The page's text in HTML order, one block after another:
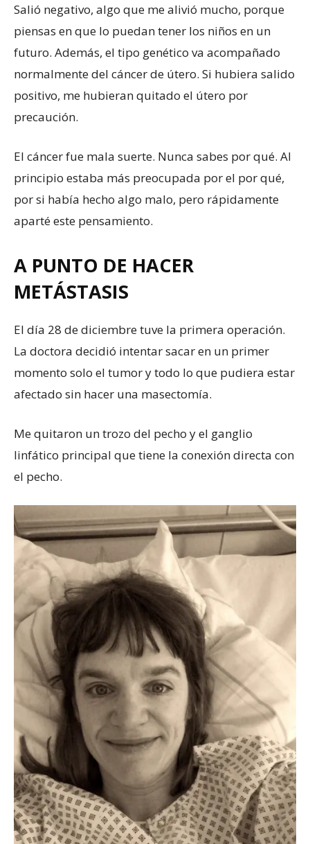
Salió negativo, algo que me alivió mucho, porque
piensas en que lo puedan tener los niños en un
futuro. Además, el tipo genético va acompañado
normalmente del cáncer de útero. Si hubiera salido
positivo, me hubieran quitado el útero por
precaución.
El cáncer fue mala suerte. Nunca sabes por qué. Al
principio estaba más preocupada por el por qué,
por si había hecho algo malo, pero rápidamente
aparté este pensamiento.
A PUNTO DE HACER
METÁSTASIS
El día 28 de diciembre tuve la primera operación.
La doctora decidió intentar sacar en un primer
momento solo el tumor y todo lo que pudiera estar
afectado sin hacer una masectomía.
Me quitaron un trozo del pecho y el ganglio
linfático principal que tiene la conexión directa con
el pecho.